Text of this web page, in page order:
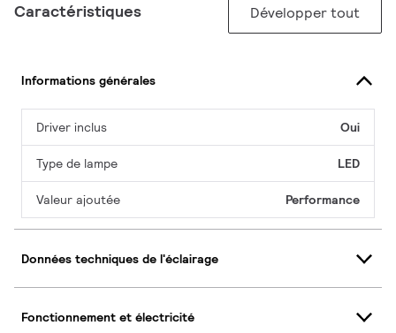
Caractéristiques Développer tout
Informations générales
Driver inclus Oui
Type de lampe LED
Valeur ajoutée Performance
Données techniques de l'éclairage
Fonctionnement et électricité